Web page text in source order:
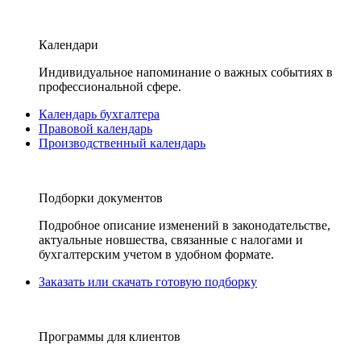
Календари
Индивидуальное напоминание о важных событиях в
профессиональной сфере.
Календарь бухгалтера
Правовой календарь
Производственный календарь
Подборки документов
Подробное описание изменений в законодательстве,
актуальные новшества, связанные с налогами и
бухгалтерским учетом в удобном формате.
Заказать или скачать готовую подборку
Программы для клиентов